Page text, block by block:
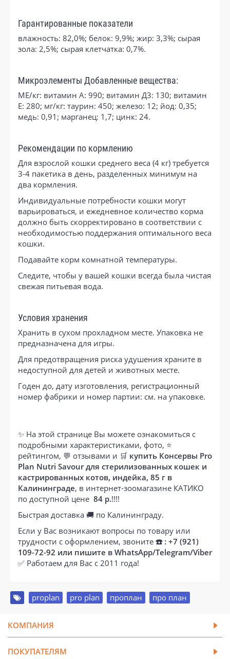
Гарантированные показатели
влажность: 82,0%; белок: 9,9%; жир: 3,3%; сырая
зола: 2,5%; сырая клетчатка: 0,7%.
Микроэлементы Добавленные вещества:
МЕ/кг: витамин A: 990; витамин Д3: 130; витамин
E: 280; мг/кг: таурин: 450; железо: 12; йод: 0,35;
медь: 0,91; марганец: 1,7; цинк: 24.
Рекомендации по кормлению
Для взрослой кошки среднего веса (4 кг) требуется
3-4 пакетика в день, разделенных минимум на
два кормления.
Индивидуальные потребности кошки могут
варьироваться, и ежедневное количество корма
должно быть скорректировано в соответствии с
необходимостью поддержания оптимального веса
кошки.
Подавайте корм комнатной температуры.
Следите, чтобы у вашей кошки всегда была чистая
свежая питьевая вода.
Условия хранения
Хранить в сухом прохладном месте. Упаковка не
предназначена для игры.
Для предотвращения риска удушения храните в
недоступной для детей и животных месте.
Годен до, дату изготовления, регистрационный
номер фабрики и номер партии: см. на упаковке.
✨ На этой странице Вы можете ознакомиться с
подробными характеристиками, фото, ⭐
рейтингом, 💬 отзывами и 🛒 купить Консервы Pro
Plan Nutri Savour для стерилизованных кошек и
кастрированных котов, индейка, 85 г в
Калининграде, в интернет-зоомагазине КАТИКО
по доступной цене 84 р.!!!!
Быстрая доставка 🚚 по Калининграду.
Если у Вас возникают вопросы по товару или
трудности с оформлением, звоните ☎️ : +7 (921)
109-72-92 или пишите в WhatsApp/Telegram/Viber
✅ Работаем для Вас с 2011 года!
proplan pro plan проплан про план
КОМПАНИЯ
ПОКУПАТЕЛЯМ